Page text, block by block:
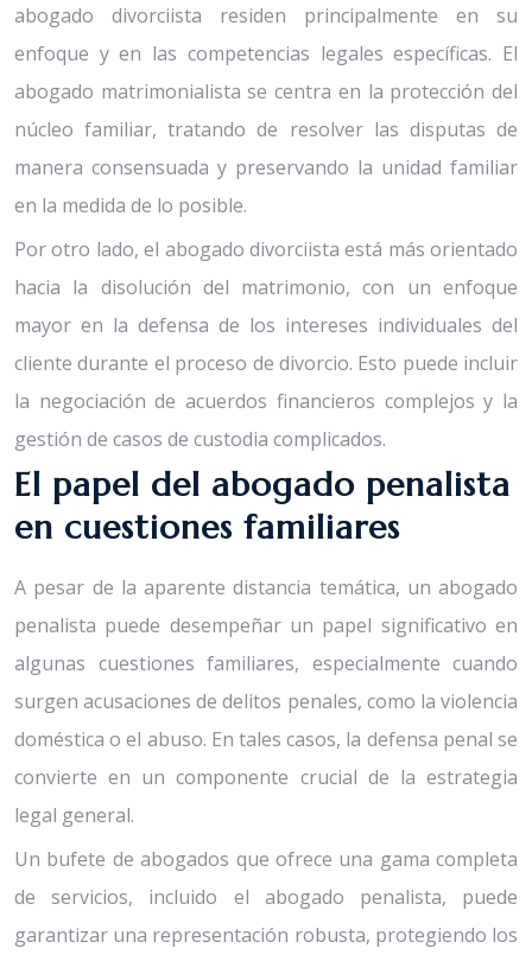
abogado divorciista residen principalmente en su
enfoque y en las competencias legales específicas. El
abogado matrimonialista se centra en la protección del
núcleo familiar, tratando de resolver las disputas de
manera consensuada y preservando la unidad familiar
en la medida de lo posible.
Por otro lado, el abogado divorciista está más orientado
hacia la disolución del matrimonio, con un enfoque
mayor en la defensa de los intereses individuales del
cliente durante el proceso de divorcio. Esto puede incluir
la negociación de acuerdos financieros complejos y la
gestión de casos de custodia complicados.
El papel del abogado penalista
en cuestiones familiares
A pesar de la aparente distancia temática, un abogado
penalista puede desempeñar un papel significativo en
algunas cuestiones familiares, especialmente cuando
surgen acusaciones de delitos penales, como la violencia
doméstica o el abuso. En tales casos, la defensa penal se
convierte en un componente crucial de la estrategia
legal general.
Un bufete de abogados que ofrece una gama completa
de servicios, incluido el abogado penalista, puede
garantizar una representación robusta, protegiendo los